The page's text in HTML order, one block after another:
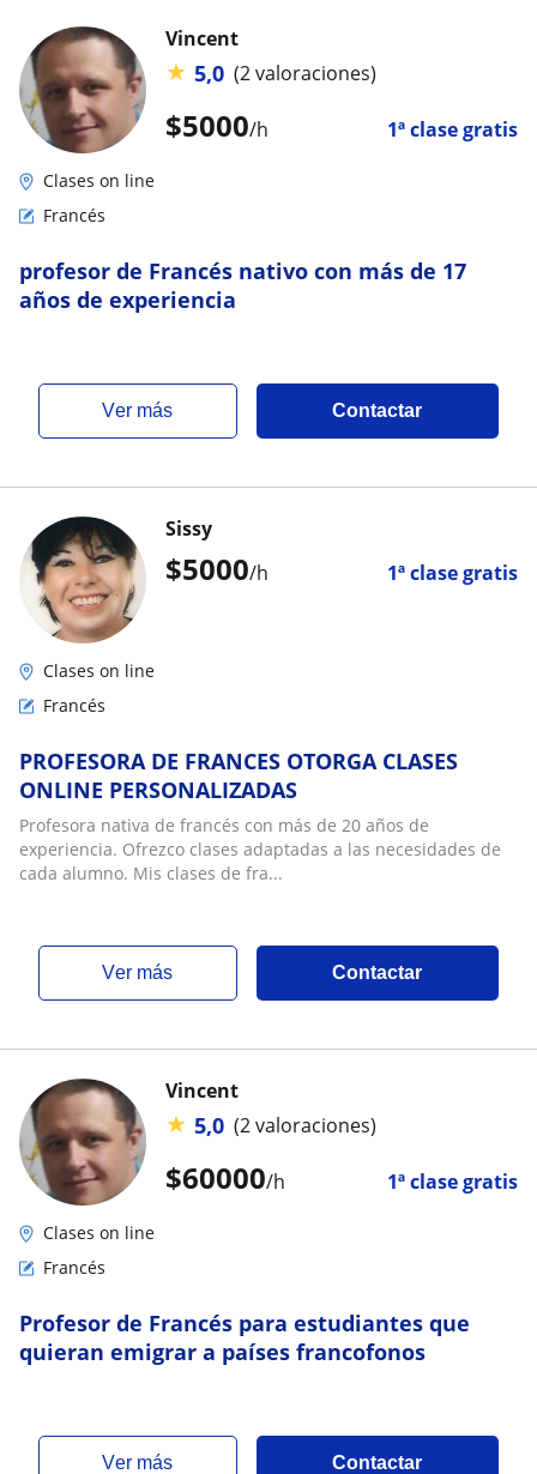
$5000/h 1ª clase gratis
Vincent
★ 5,0 (2 valoraciones)
Clases on line
Francés
profesor de Francés nativo con más de 17
años de experiencia
ver más Contactar
$5000/h 1ª clase gratis
Sissy
Clases on line
Francés
PROFESORA DE FRANCES OTORGA CLASES
ONLINE PERSONALIZADAS
Profesora nativa de francés con más de 20 años de
experiencia. Ofrezco clases adaptadas a las necesidades de
cada alumno. Mis clases de fra...
ver más Contactar
$60000/h 1ª clase gratis
Vincent
★ 5,0 (2 valoraciones)
Clases on line
Francés
Profesor de Francés para estudiantes que
quieran emigrar a países francofonos
ver más Contactar